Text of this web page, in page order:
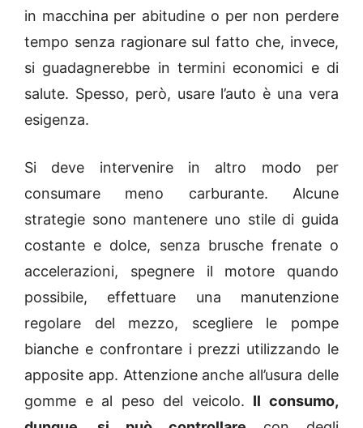
in macchina per abitudine o per non perdere
tempo senza ragionare sul fatto che, invece,
si guadagnerebbe in termini economici e di
salute. Spesso, però, usare l’auto è una vera
esigenza.
Si deve intervenire in altro modo per
consumare meno carburante. Alcune
strategie sono mantenere uno stile di guida
costante e dolce, senza brusche frenate o
accelerazioni, spegnere il motore quando
possibile, effettuare una manutenzione
regolare del mezzo, scegliere le pompe
bianche e confrontare i prezzi utilizzando le
apposite app. Attenzione anche all’usura delle
gomme e al peso del veicolo. Il consumo,